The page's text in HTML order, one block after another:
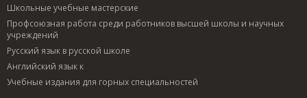
Школьные учебные мастерские
Профсоюзная работа среди работников высшей школы и научных
учреждений
Русский язык в русской школе
Английский язык к
Учебные издания для горных специальностей